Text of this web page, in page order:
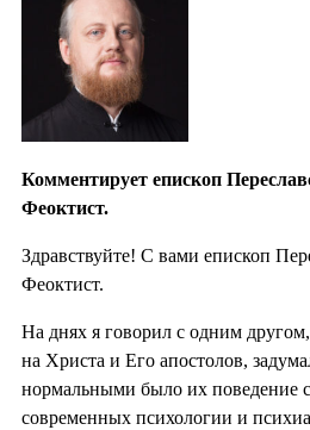
Комментирует епископ
Феоктист.
Здравствуйте! С вами епископ
Феоктист.
На днях я говорил с одним
на Христа и Его апостолов,
нормальными было их поведение
современных психологии и